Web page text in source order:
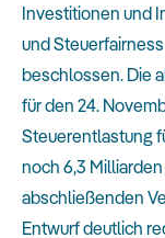
Investitionen und
und
beschlossen. Die
für den 24.
Steuerentlastung
noch 6,3
abschließenden
Entwurf deutlich